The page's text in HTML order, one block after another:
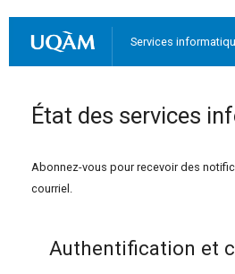
Services
État des services
Abonnez-vous pour recevoir des
courriel.
Authentification et